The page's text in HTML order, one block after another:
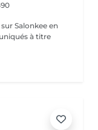
Salonkee en